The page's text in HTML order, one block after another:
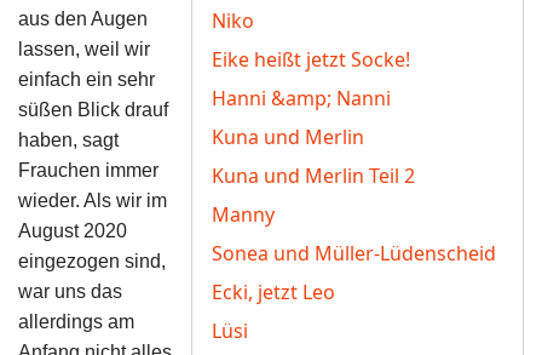
Niko
Eike heißt jetzt Socke!
Hanni &amp; Nanni
Kuna und Merlin
Kuna und Merlin Teil 2
Manny
Sonea und Müller-Lüdenscheid
Ecki, jetzt Leo
Lüsi
aus den Augen
lassen, weil wir
einfach ein sehr
süßen Blick drauf
haben, sagt
Frauchen immer
wieder. Als wir im
August 2020
eingezogen sind,
war uns das
allerdings am